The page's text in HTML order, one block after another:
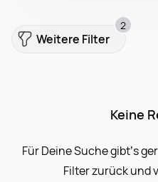
Weitere Filter
2
Keine
Für Deine Suche gibt’s
Filter zurück und